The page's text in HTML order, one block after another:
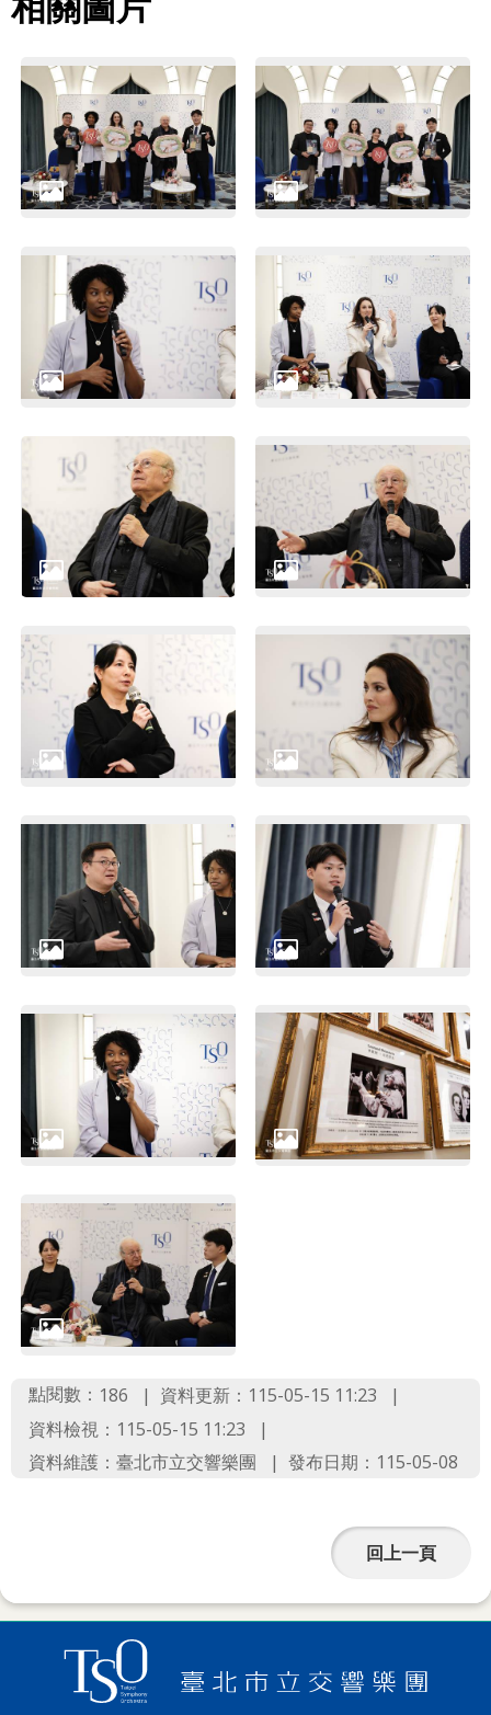
點閱數： 186
資料更新：115-05-15 11:23
資料檢視：115-05-15 11:23
資料維護：臺北市立交響樂團
發布日期：115-05-08
回上一頁